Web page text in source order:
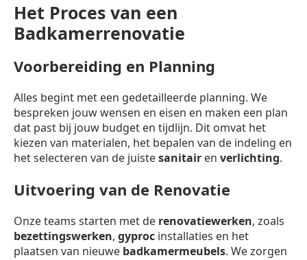
Het Proces van een
Badkamerrenovatie
Voorbereiding en Planning
Alles begint met een gedetailleerde planning. We
bespreken jouw wensen en eisen en maken een plan
dat past bij jouw budget en tijdlijn. Dit omvat het
kiezen van materialen, het bepalen van de indeling en
het selecteren van de juistesanitair en verlichting.
Uitvoering van de Renovatie
Onze teams starten met de renovatiewerken, zoals
bezettingswerken, gyproc installaties en het
plaatsen van nieuwe badkamermeubels. We zorgen